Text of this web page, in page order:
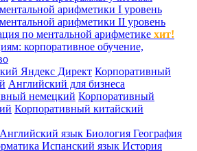
арифметики I уровень
арифметики II уровень
по ментальной арифметике хит!
корпоративное обучение,
Яндекс Директ Корпоративный
Английский для бизнеса
немецкий Корпоративный
Корпоративный китайский
Английский язык Биология География
Испанский язык История